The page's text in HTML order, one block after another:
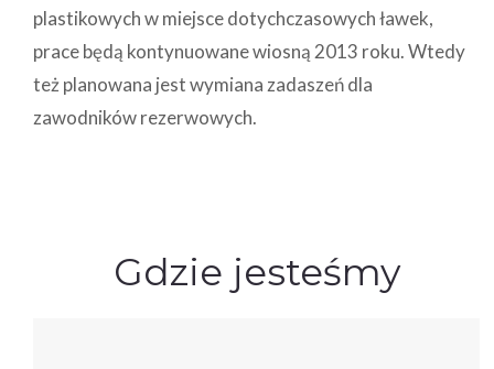
plastikowych w miejsce dotychczasowych ławek,
prace będą kontynuowane wiosną 2013 roku. Wtedy
też planowana jest wymiana zadaszeń dla
zawodników rezerwowych.
Gdzie jesteśmy